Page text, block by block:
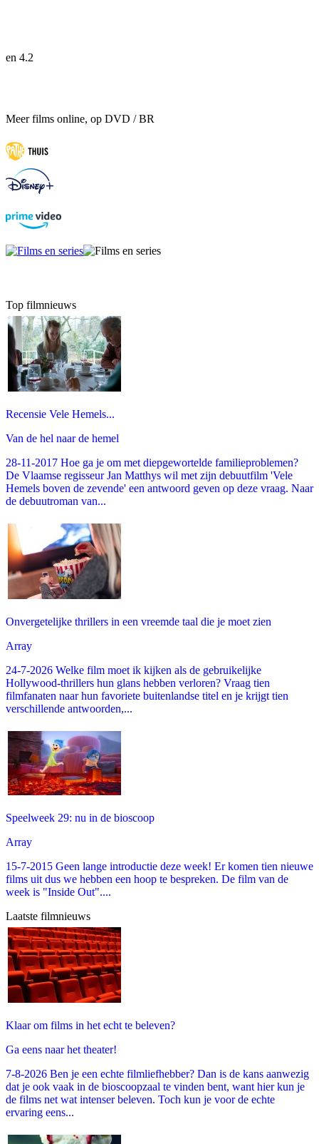
en 4.2
Meer films online, op DVD / BR
Top filmnieuws
Recensie Vele Hemels...
Van de hel naar de hemel
28-11-2017 Hoe ga je om met diepgewortelde familieproblemen?
De Vlaamse regisseur Jan Matthys wil met zijn debuutfilm 'Vele
Hemels boven de zevende' een antwoord geven op deze vraag. Naar
de debuutroman van...
Onvergetelijke thrillers in een vreemde taal die je moet zien
Array
24-7-2026 Welke film moet ik kijken als de gebruikelijke
Hollywood-thrillers hun glans hebben verloren? Vraag tien
filmfanaten naar hun favoriete buitenlandse titel en je krijgt tien
verschillende antwoorden,...
Speelweek 29: nu in de bioscoop
Array
15-7-2015 Geen lange introductie deze week! Er komen tien nieuwe
films uit dus we hebben een hoop te bespreken. De film van de
week is "Inside Out"....
Laatste filmnieuws
Klaar om films in het echt te beleven?
Ga eens naar het theater!
7-8-2026 Ben je een echte filmliefhebber? Dan is de kans aanwezig
dat je ook vaak in de bioscoopzaal te vinden bent, want hier kun je
de films net wat intenser beleven. Toch kun je voor de echte
ervaring eens...